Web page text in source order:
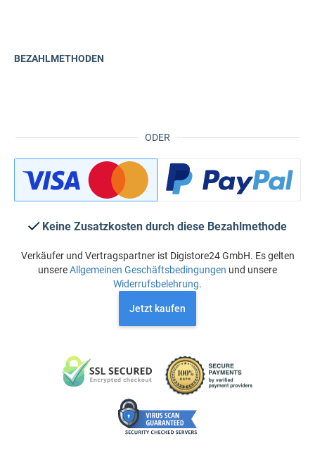
ODER
BEZAHLMETHODEN
Keine Zusatzkosten durch diese Bezahlmethode
Verkäufer und Vertragspartner ist Digistore24 GmbH. Es gelten
unsereAllgemeinen Geschäftsbedingungen und unsere
Widerrufsbelehrung.
Jetzt kaufen